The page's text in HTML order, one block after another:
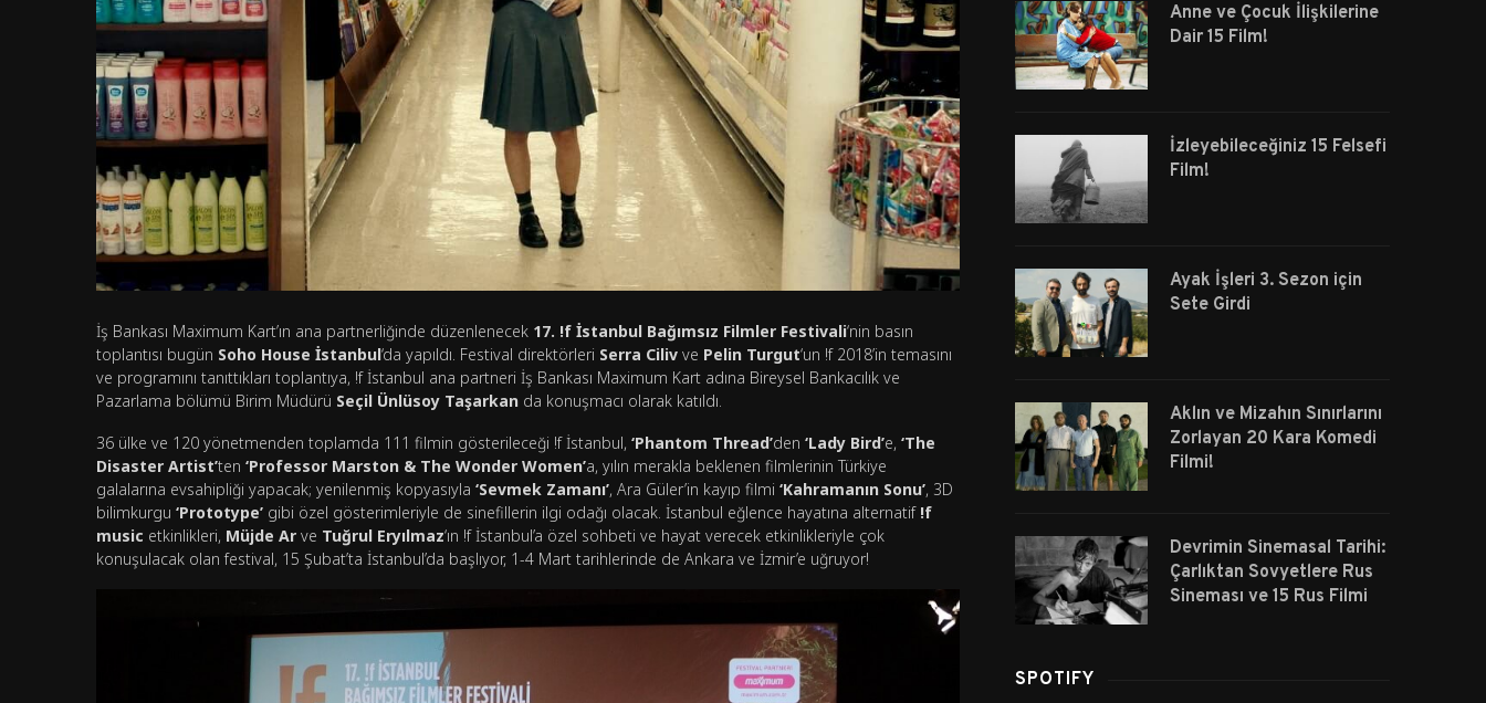
İş Bankası Maximum Kart’ın ana partnerliğinde düzenlenecek 17. !f İstanbul Bağımsız Filmler Festivali‘nin basın
toplantısı bugün Soho House İstanbul‘da yapıldı. Festival direktörleri Serra Ciliv ve Pelin Turgut‘un !f 2018’in temasını
ve programını tanıttıkları toplantıya, !f İstanbul ana partneri İş Bankası Maximum Kart adına Bireysel Bankacılık ve
Pazarlama bölümü Birim Müdürü Seçil Ünlüsoy Taşarkan da konuşmacı olarak katıldı.
36 ülke ve 120 yönetmenden toplamda 111 filmin gösterileceği !f İstanbul, ‘Phantom Thread’den ‘Lady Bird’e, ‘The
Disaster Artist’ten ‘Professor Marston & The Wonder Women’a, yılın merakla beklenen filmlerinin Türkiye
galalarına evsahipliği yapacak; yenilenmiş kopyasıyla ‘Sevmek Zamanı’, Ara Güler’in kayıp filmi ‘Kahramanın Sonu’, 3D
bilimkurgu ‘Prototype’ gibi özel gösterimleriyle de sinefillerin ilgi odağı olacak. İstanbul eğlence hayatına alternatif !f
music etkinlikleri, Müjde Ar ve Tuğrul Eryılmaz‘ın !f İstanbul’a özel sohbeti ve hayat verecek etkinlikleriyle çok
konuşulacak olan festival, 15 Şubat’ta İstanbul’da başlıyor, 1-4 Mart tarihlerinde de Ankara ve İzmir’e uğruyor!
Anne ve Çocuk İlişkilerine
Dair 15 Film!
İzleyebileceğiniz 15 Felsefi
Film!
Ayak İşleri 3. Sezon için
Sete Girdi
Aklın ve Mizahın Sınırlarını
Zorlayan 20 Kara Komedi
Filmi!
Devrimin Sinemasal Tarihi:
Çarlıktan Sovyetlere Rus
Sineması ve 15 Rus Filmi
SPOTIFY